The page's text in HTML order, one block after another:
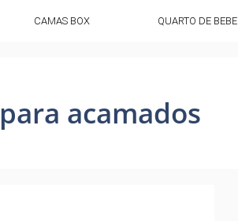
CAMAS BOX QUARTO DE BEBE
acamados